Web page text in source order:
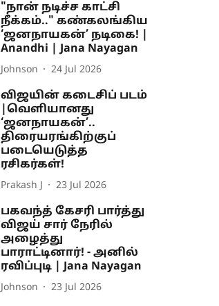
"நான் நடிச்ச காட்சி
நீக்கம்.." கண்கலங்கிய
‘ஜனநாயகன்’ நடிகை! |
Anandhi | Jana Nayagan
Johnson 24 Jul 2026
விஜயின் கடைசிப் படம்
|வெளியானது
‘ஜனநாயகன்’..
திரையரங்கிற்குப்
படையெடுத்த
ரசிகர்கள்!
Prakash J 23 Jul 2026
பகவந்த் கேசரி பார்த்து
விஜய் சார் நேரில்
அழைத்து
பாராட்டினார்! - அனில்
ரவிப்புடி | Jana Nayagan
Johnson 23 Jul 2026